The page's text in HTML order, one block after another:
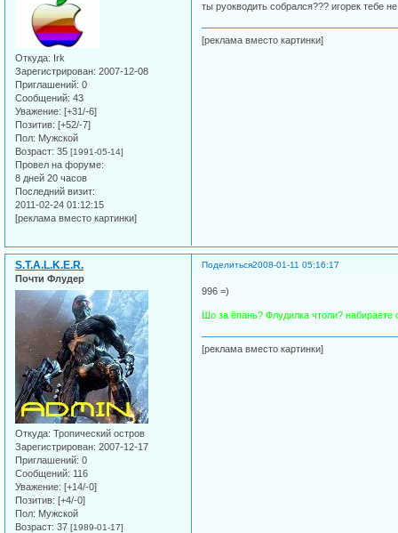
Откуда: Irk
Зарегистрирован: 2007-12-08
Приглашений: 0
Сообщений: 43
Уважение: [+31/-6]
Позитив: [+52/-7]
Пол: Мужской
Возраст: 35 [1991-05-14]
Провел на форуме:
8 дней 20 часов
Последний визит:
2011-02-24 01:12:15
[реклама вместо картинки]
ты руокводить собрался??? игорек тебе
[реклама вместо картинки]
Поделиться2008-01-11 05:16:17
S.T.A.L.K.E.R.
Почти Флудер
Откуда: Тропический остров
Зарегистрирован: 2007-12-17
Приглашений: 0
Сообщений: 116
Уважение: [+14/-0]
Позитив: [+4/-0]
Пол: Мужской
Возраст: 37 [1989-01-17]
996 =)
Шо за ёпань? Флудилка чтоли?
[реклама вместо картинки]